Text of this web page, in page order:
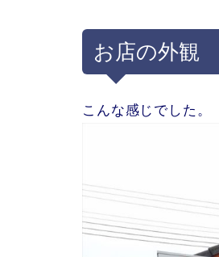
お店の外観
こんな感じでした。